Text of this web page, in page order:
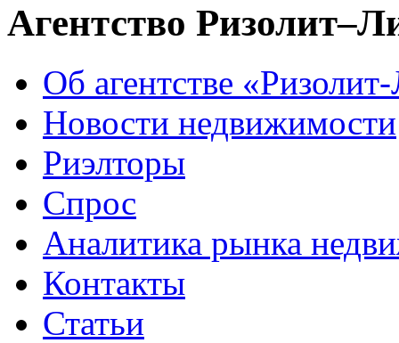
Агентство
Об агентстве
Новости недвижимости
Риэлторы
Спрос
Аналитика рынка
Контакты
Статьи